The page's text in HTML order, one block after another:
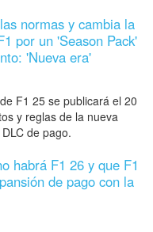
normas y cambia la
por un 'Season Pack'
'Nueva era'
F1 25 se publicará el 20
y reglas de la nueva
de pago.
habrá F1 26 y que F1
de pago con la